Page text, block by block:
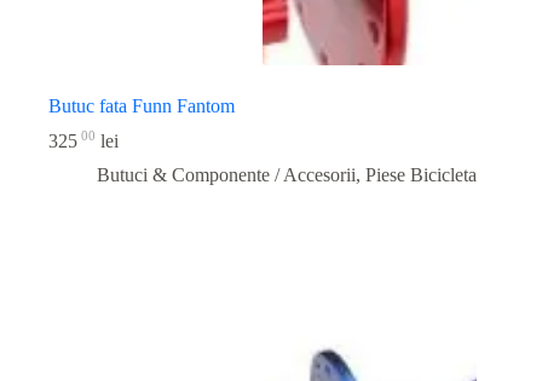
Butuc fata Funn Fantom
325 00 lei
Butuci & Componente / Accesorii, Piese Bicicleta